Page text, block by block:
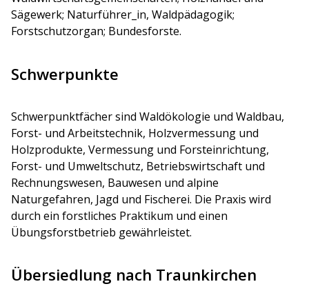
Sägewerk; Naturführer_in, Waldpädagogik;
Forstschutzorgan; Bundesforste.
Schwerpunkte
Schwerpunktfächer sind Waldökologie und Waldbau,
Forst- und Arbeitstechnik, Holzvermessung und
Holzprodukte, Vermessung und Forsteinrichtung,
Forst- und Umweltschutz, Betriebswirtschaft und
Rechnungswesen, Bauwesen und alpine
Naturgefahren, Jagd und Fischerei. Die Praxis wird
durch ein forstliches Praktikum und einen
Übungsforstbetrieb gewährleistet.
Übersiedlung nach Traunkirchen